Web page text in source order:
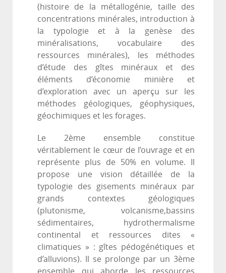
(histoire de la métallogénie, taille des
concentrations minérales, introduction à
la typologie et à la genèse des
minéralisations, vocabulaire des
ressources minérales), les méthodes
d’étude des gîtes minéraux et des
éléments d’économie minière et
d’exploration avec un aperçu sur les
méthodes géologiques, géophysiques,
géochimiques et les forages.
Le 2ème ensemble constitue
véritablement le cœur de l’ouvrage et en
représente plus de 50% en volume. Il
propose une vision détaillée de la
typologie des gisements minéraux par
grands contextes géologiques
(plutonisme, volcanisme,bassins
sédimentaires, hydrothermalisme
continental et ressources dites «
climatiques » : gîtes pédogénétiques et
d’alluvions). Il se prolonge par un 3ème